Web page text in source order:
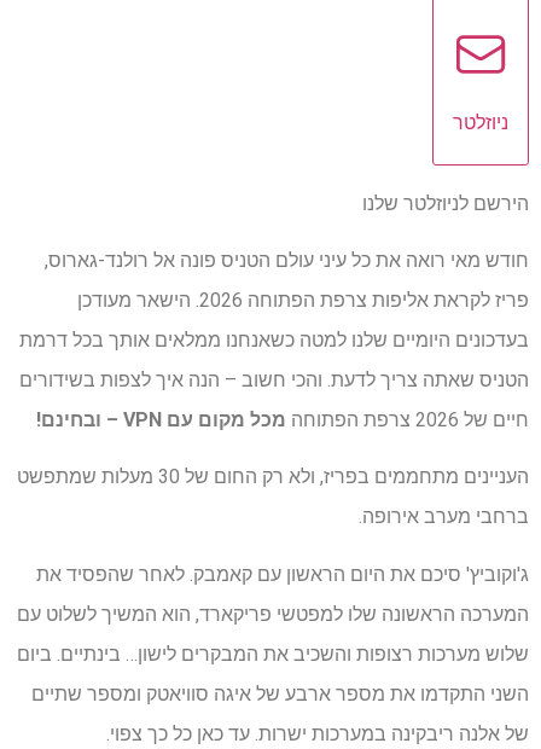
ניוזלטר
הירשם לניוזלטר שלנו
חודש מאי רואה את כל עיני עולם הטניס פונה אל רולנד-גארוס,
פריז לקראת אליפות צרפת הפתוחה 2026. הישאר מעודכן
בעדכונים היומיים שלנו למטה כשאנחנו ממלאים אותך בכל דרמת
הטניס שאתה צריך לדעת. והכי חשוב – הנה איך לצפות בשידורים
חיים של 2026 צרפת הפתוחה
מכל מקום עם VPN – ובחינם!
העניינים מתחממים בפריז, ולא רק החום של 30 מעלות שמתפשט
ברחבי מערב אירופה.
ג'וקוביץ' סיכם את היום הראשון עם קאמבק. לאחר שהפסיד את
המערכה הראשונה שלו למפטשי פריקארד, הוא המשיך לשלוט עם
שלוש מערכות רצופות והשכיב את המבקרים לישון… בינתיים. ביום
השני התקדמו את מספר ארבע של איגה סוויאטק ומספר שתיים
של אלנה ריבקינה במערכות ישרות. עד כאן כל כך צפוי.